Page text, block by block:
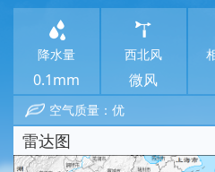
降水量
0.1mm
西北风
微风
空气质量：优
雷达图